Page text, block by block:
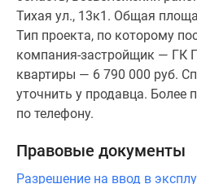
Тихая ул., 13к1. Общая
Тип проекта, по которому
компания-застройщик — ГК
квартиры — 6 790 000 руб.
уточнить у продавца. Более
по телефону.
Правовые документы
Разрешение на ввод в